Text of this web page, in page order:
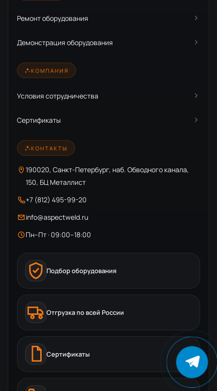
Ремонт оборудования
Демонстрация оборудования
КОМПАНИЯ
Условия сотрудничества
Сертификаты
КОНТАКТЫ
190020, Санкт-Петербург, наб. Обводного канала,
150, БЦ Металлист
+7 (812) 495-99-20
info@aspectweld.ru
Пн–Пт · 09:00–18:00
Подбор оборудования
Отгрузка по всей России
Сертификаты